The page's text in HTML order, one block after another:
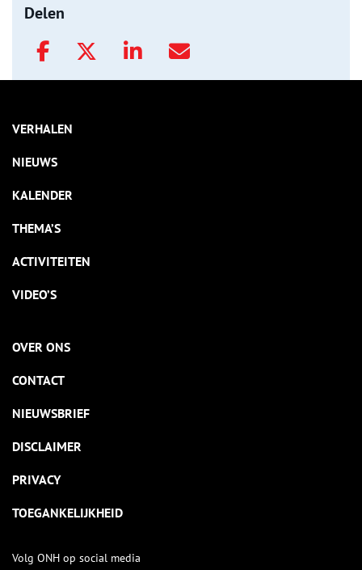
Delen
VERHALEN
NIEUWS
KALENDER
THEMA’S
ACTIVITEITEN
VIDEO’S
OVER ONS
CONTACT
NIEUWSBRIEF
DISCLAIMER
PRIVACY
TOEGANKELIJKHEID
Volg ONH op social media